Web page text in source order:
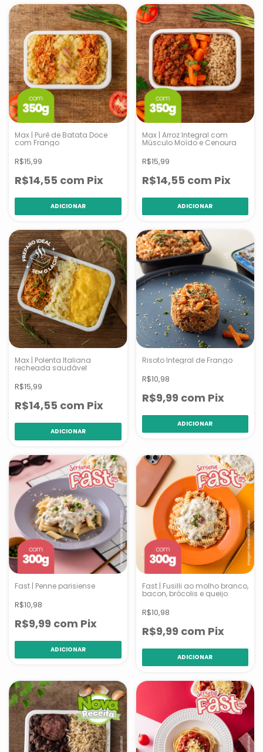
Max | Purê de Batata Doce
com Frango
R$15,99
R$14,55 com Pix
Max | Arroz Integral com
Músculo Moído e Cenoura
R$15,99
R$14,55 com Pix
Max | Polenta Italiana
recheada saudável
R$15,99
R$14,55 com Pix
Risoto Integral de Frango
R$10,98
R$9,99 com Pix
Fast | Penne parisiense
R$10,98
R$9,99 com Pix
Fast | Fusilli ao molho branco,
bacon, brócolis e queijo
R$10,98
R$9,99 com Pix